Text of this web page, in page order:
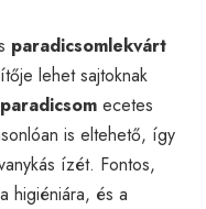
paradicsomlekvárt
lehet sajtoknak
ecetes
is eltehető, így
ízét. Fontos,
higiéniára, és a